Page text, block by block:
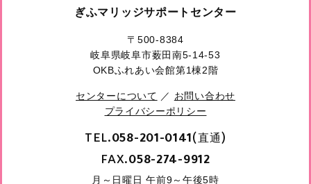
ぎふマリッジサポートセンター
〒500-8384
岐阜県岐阜市薮田南5-14-53
OKBふれあい会館第1棟2階
センターについて ／ お問い合わせ
プライバシーポリシー
TEL.058-201-0141(直通)
FAX.058-274-9912
月～日曜日 午前9～午後5時